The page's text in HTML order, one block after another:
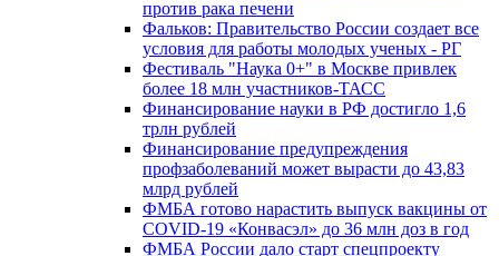
против рака печени
Фальков: Правительство России создает все
условия для работы молодых ученых - РГ
Фестиваль "Наука 0+" в Москве привлек
более 18 млн участников-ТАСС
Финансирование науки в РФ достигло 1,6
трлн рублей
Финансирование предупреждения
профзаболеваний может вырасти до 43,83
млрд рублей
ФМБА готово нарастить выпуск вакцины от
COVID-19 «Конвасэл» до 36 млн доз в год
ФМБА России дало старт спецпроекту